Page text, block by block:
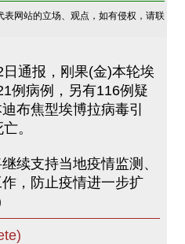
网站的立场、观点，如有侵权，请联
通报，刚果(金)本轮埃
例病例，另有116例疑
布焦型埃博拉病毒引
。
支持当地疫情监测、
，防止疫情进一步扩